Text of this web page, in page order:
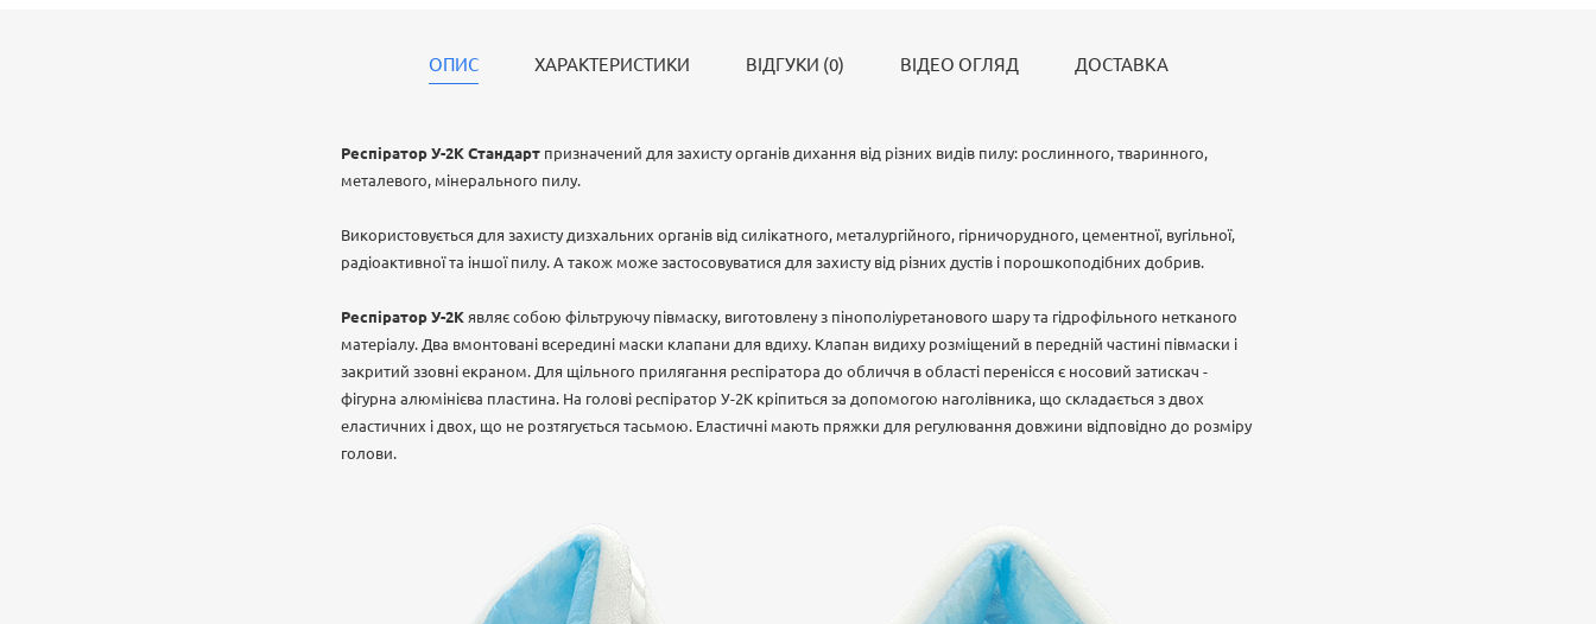
ОПИС ХАРАКТЕРИСТИКИ ВІДГУКИ (0) ВІДЕО ОГЛЯД ДОСТАВКА
Респіратор У-2К Стандарт призначений для захисту органів дихання від різних видів пилу: рослинного, тваринного,
металевого, мінерального пилу.
Використовується для захисту дизхальних органів від силікатного, металургійного, гірничорудного, цементної, вугільної,
радіоактивної та іншої пилу. А також може застосовуватися для захисту від різних дустів і порошкоподібних добрив.
Респіратор У-2К являє собою фільтруючу півмаску, виготовлену з пінополіуретанового шару та гідрофільного нетканого
матеріалу. Два вмонтовані всередині маски клапани для вдиху. Клапан видиху розміщений в передній частині півмаски і
закритий ззовні екраном. Для щільного прилягання респіратора до обличчя в області перенісся є носовий затискач -
фігурна алюмінієва пластина. На голові респіратор У-2К кріпиться за допомогою наголівника, що складається з двох
еластичних і двох, що не розтягується тасьмою. Еластичні мають пряжки для регулювання довжини відповідно до розміру
голови.